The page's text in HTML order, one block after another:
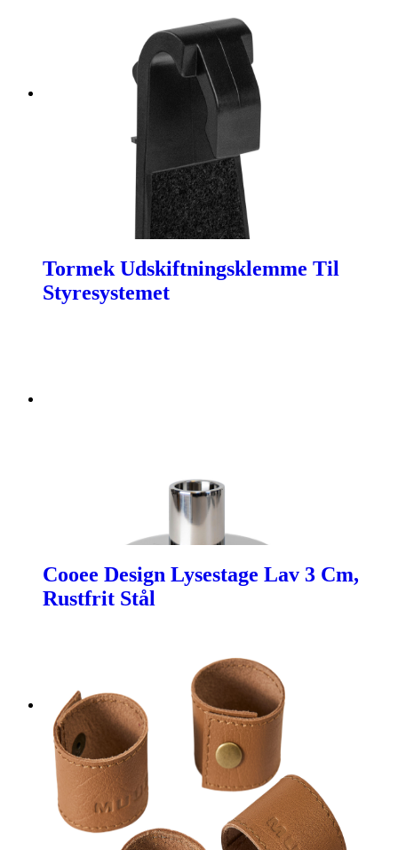
Tormek Udskiftningsklemme Til
Styresystemet
Cooee Design Lysestage Lav 3 Cm,
Rustfrit Stål